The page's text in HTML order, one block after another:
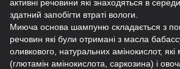
активні речовини які знаходяться в
здатний запобігти втраті вологи.
Миюча основа шампуню складається з
речовин які були отримані з масла
оливкового, натуральних амінокислот, які
(глютамін амінокислота, саркозина) і